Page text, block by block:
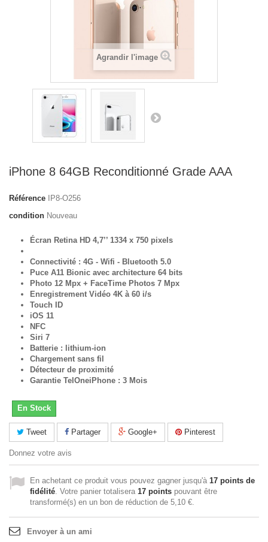
Agrandir l'image
iPhone 8 64GB Reconditionné Grade AAA
Référence
IP8-O256
condition Nouveau
Écran Retina HD 4,7’’ 1334 x 750 pixels
Connectivité : 4G - Wifi - Bluetooth 5.0
Puce A11 Bionic avec architecture 64 bits
Photo 12 Mpx + FaceTime Photos 7 Mpx
Enregistrement Vidéo 4K à 60 i/s
Touch ID
iOS 11
NFC
Siri 7
Batterie : lithium-ion
Chargement sans fil
Détecteur de proximité
Garantie TelOneiPhone : 3 Mois
En Stock
Tweet Partager Google+ Pinterest
Donnez votre avis
En achetant ce produit vous pouvez gagner jusqu'à 17 points de
fidélité. Votre panier totalisera 17 points pouvant être
transformé(s) en un bon de réduction de 5,10 €.
Envoyer à un ami